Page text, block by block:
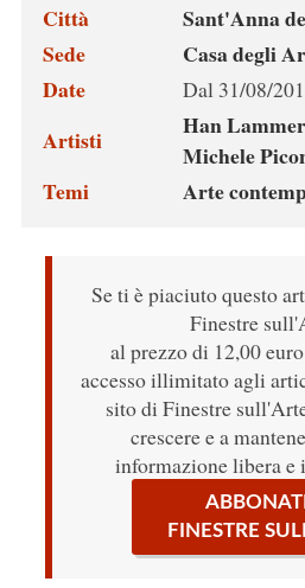
Città
Sant'Anna
Sede
Casa degli
Date
Dal 31/08/
Artisti Han
Michele
Temi
Arte
Se ti è piaciuto questo
Finestre
al prezzo di 12,00
accesso illimitato agli
sito di Finestre
crescere e a
informazione libera e
FINESTRE